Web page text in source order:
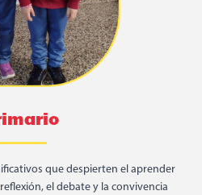
que despierten el aprender
el debate y la convivencia